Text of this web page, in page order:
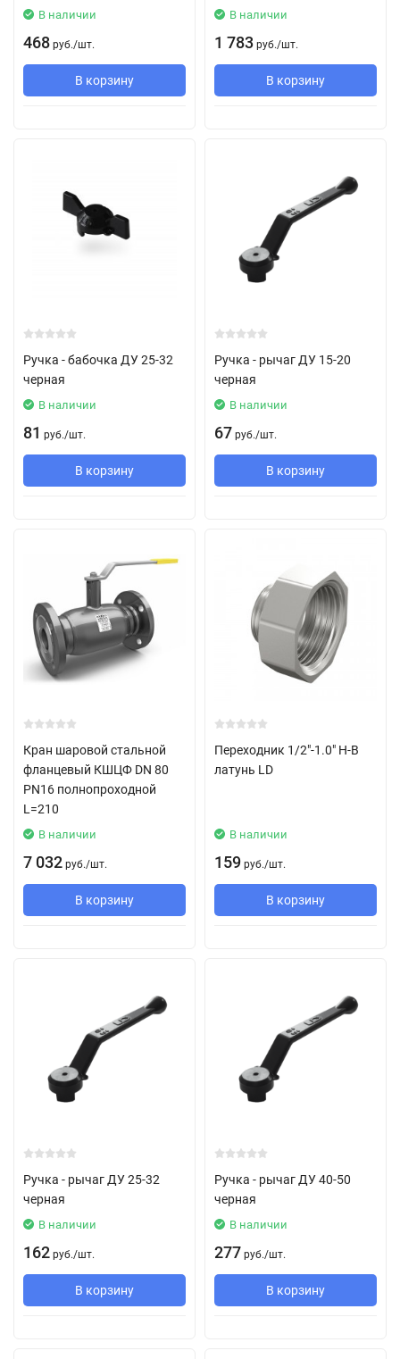
В наличии
468 руб./шт.
В корзину
В наличии
1 783 руб./шт.
В корзину
Ручка - бабочка ДУ 25-32
черная
В наличии
81 руб./шт.
В корзину
Ручка - рычаг ДУ 15-20
черная
В наличии
67 руб./шт.
В корзину
Кран шаровой стальной
фланцевый КШЦФ DN 80
PN16 полнопроходной
L=210
В наличии
7 032 руб./шт.
В корзину
Переходник 1/2"-1.0" Н-В
латунь LD
В наличии
159 руб./шт.
В корзину
Ручка - рычаг ДУ 25-32
черная
В наличии
162 руб./шт.
В корзину
Ручка - рычаг ДУ 40-50
черная
В наличии
277 руб./шт.
В корзину